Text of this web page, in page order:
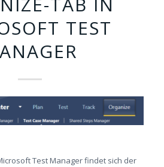
TEST
Test Manager findet sich der